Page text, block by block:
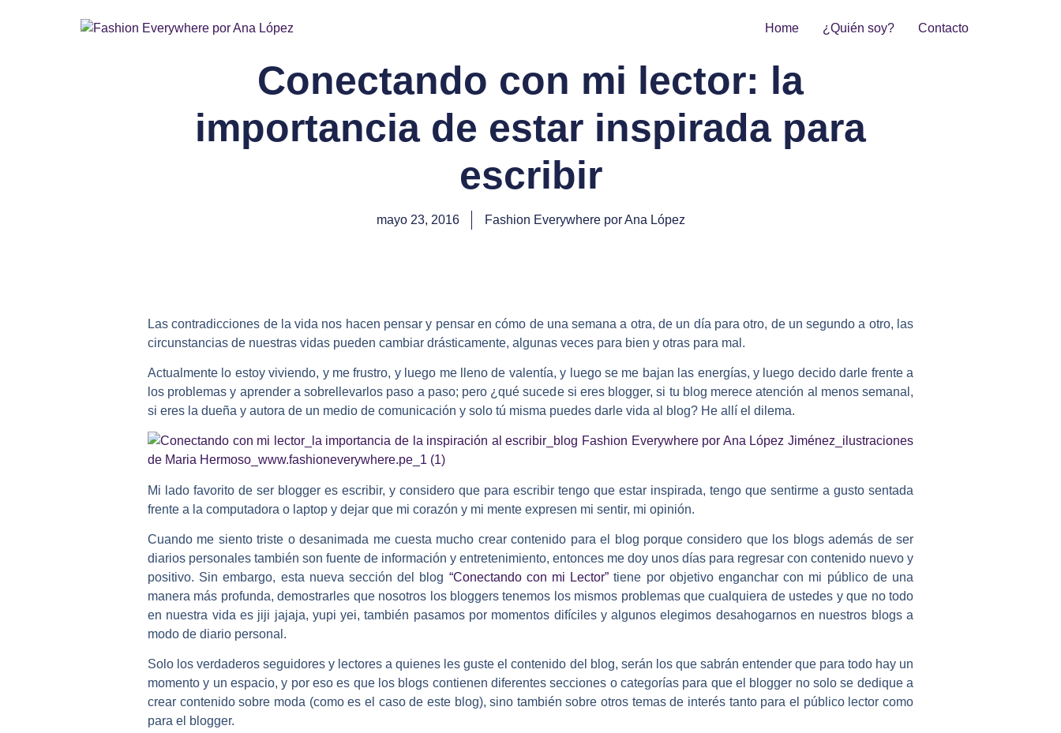
Home ¿Quién soy? Contacto
Conectando con mi lector: la
importancia de estar inspirada para
escribir
mayo 23, 2016 Fashion Everywhere por Ana López
Las contradicciones de la vida nos hacen pensar y pensar en cómo de una semana a otra, de un día para otro, de un segundo a otro, las
circunstancias de nuestras vidas pueden cambiar drásticamente, algunas veces para bien y otras para mal.
Actualmente lo estoy viviendo, y me frustro, y luego me lleno de valentía, y luego se me bajan las energías, y luego decido darle frente a
los problemas y aprender a sobrellevarlos paso a paso; pero ¿qué sucede si eres blogger, si tu blog merece atención al menos semanal,
si eres la dueña y autora de un medio de comunicación y solo tú misma puedes darle vida al blog? He allí el dilema.
Mi lado favorito de ser blogger es escribir, y considero que para escribir tengo que estar inspirada, tengo que sentirme a gusto sentada
frente a la computadora o laptop y dejar que mi corazón y mi mente expresen mi sentir, mi opinión.
Cuando me siento triste o desanimada me cuesta mucho crear contenido para el blog porque considero que los blogs además de ser
diarios personales también son fuente de información y entretenimiento, entonces me doy unos días para regresar con contenido nuevo y
positivo. Sin embargo, esta nueva sección del blog “Conectando con mi Lector”tiene por objetivo enganchar con mi público de una
manera más profunda, demostrarles que nosotros los bloggers tenemos los mismos problemas que cualquiera de ustedes y que no todo
en nuestra vida es jiji jajaja, yupi yei, también pasamos por momentos difíciles y algunos elegimos desahogarnos en nuestros blogs a
modo de diario personal.
Solo los verdaderos seguidores y lectores a quienes les guste el contenido del blog, serán los que sabrán entender que para todo hay un
momento y un espacio, y por eso es que los blogs contienen diferentes secciones o categorías para que el blogger no solo se dedique a
crear contenido sobre moda (como es el caso de este blog), sino también sobre otros temas de interés tanto para el público lector como
para el blogger.